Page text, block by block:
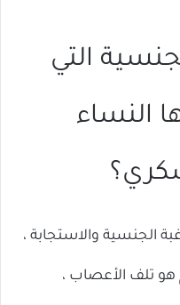
التي
النساء
الجنسية والاستجابة ،
تلف الأعصاب ،